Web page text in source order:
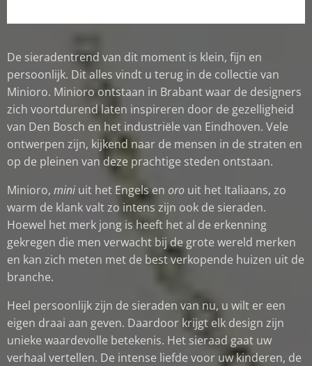
De sieradentrend van dit moment is klein, fijn en
persoonlijk. Dit alles vindt u terug in de collectie van
Minioro. Minioro ontstaan in Brabant waar de designers
zich voortdurend laten inspireren door de gezelligheid
van Den Bosch en het industriële van Eindhoven. Vele
ontwerpen zijn, kijkend naar de mensen in de straten en
op de pleinen van deze prachtige steden ontstaan.
Minioro, mini uit het Engels en oro uit het Italiaans, zo
warm de klank valt zo intens zijn ook de sieraden.
Hoewel het merk jong is heeft het al de erkenning
gekregen die men verwacht bij de grote wereld merken
en kan zich meten met de best verkopende huizen uit de
branche.
Heel persoonlijk zijn de sieraden van nu, u wilt er een
eigen draai aan geven. Daardoor krijgt elk design zijn
unieke waardevolle betekenis. Het sieraad gaat uw
verhaal vertellen. De intense liefde voor uw kinderen, de